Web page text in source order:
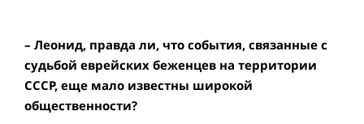
– Леонид, правда ли, что события, связанные с
судьбой еврейских беженцев на территории
СССР, еще мало известны широкой
общественности?